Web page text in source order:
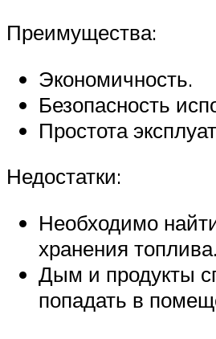
Преимущества:
Экономичность.
Безопасность
Простота
Недостатки:
Необходимо
хранения топлива.
Дым и продукты
попадать в